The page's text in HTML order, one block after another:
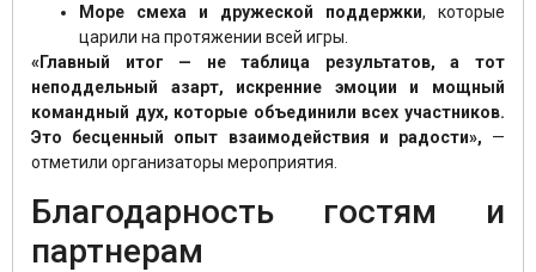
Море смеха и дружеской поддержки, которые
царили на протяжении всей игры.
«Главный итог — не таблица результатов, а тот
неподдельный азарт, искренние эмоции и мощный
командный дух, которые объединили всех участников.
Это бесценный опыт взаимодействия и радости», —
отметили организаторы мероприятия.
Благодарность гостям и
партнерам